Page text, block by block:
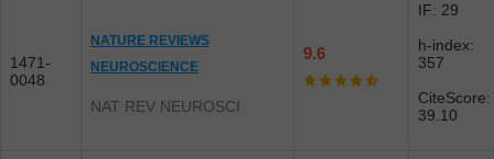
1471-
0048
NATURE REVIEWS
NEUROSCIENCE
NAT REV NEUROSCI
9.6
IF: 29
h-index:
357
CiteScore:
39.10